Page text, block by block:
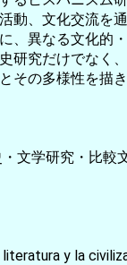
動、文化交流を
、異なる文化的
研究だけでなく
その多様性を描
文学研究・比較
y la